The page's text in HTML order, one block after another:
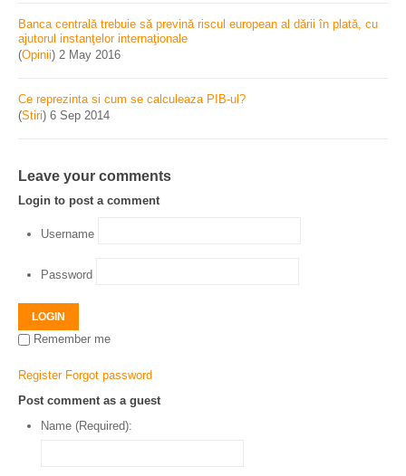
Banca centrală trebuie să prevină riscul european al dării în plată, cu
ajutorul instanţelor internaţionale
(Opinii) 2 May 2016
Ce reprezinta si cum se calculeaza PIB-ul?
(Stiri) 6 Sep 2014
Leave your comments
Login to post a comment
Username
Password
LOGIN
Remember me
Register Forgot password
Post comment as a guest
Name (Required):